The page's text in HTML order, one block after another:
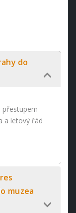
do
přestupem
a letový řád
muzea